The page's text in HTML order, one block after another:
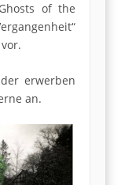
of the
erwerben
an.